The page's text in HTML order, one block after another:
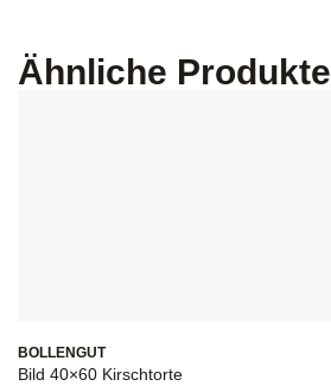
Ähnliche Produkte
BOLLENGUT
Bild 40×60 Kirschtorte